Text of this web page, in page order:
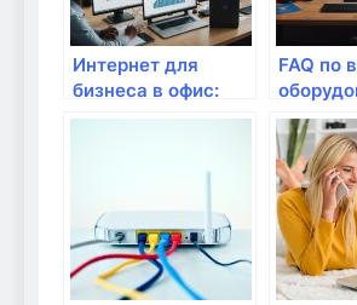
Интернет для
бизнеса в офис:
надежные
Керчи
FAQ по